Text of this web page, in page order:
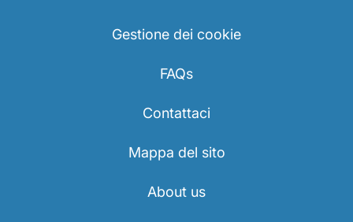
Gestione dei cookie
FAQs
Contattaci
Mappa del sito
About us